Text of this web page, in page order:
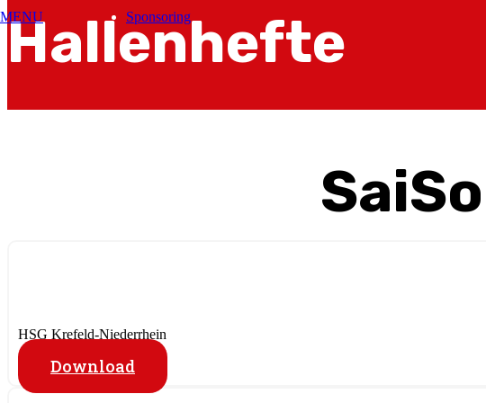
MENU Sponsoring
Hallenhefte
HSG Krefeld-Niederrhein
Download